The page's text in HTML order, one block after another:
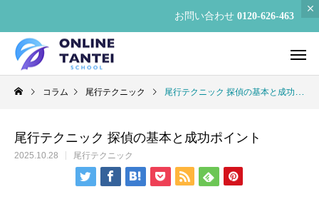
お問い合わせ 0120-626-463
コラム 尾行テクニック 尾行テクニック 探偵の基本と成功ポイント
尾行テクニック 探偵の基本と成功ポイント
2025.10.28 尾行テクニック